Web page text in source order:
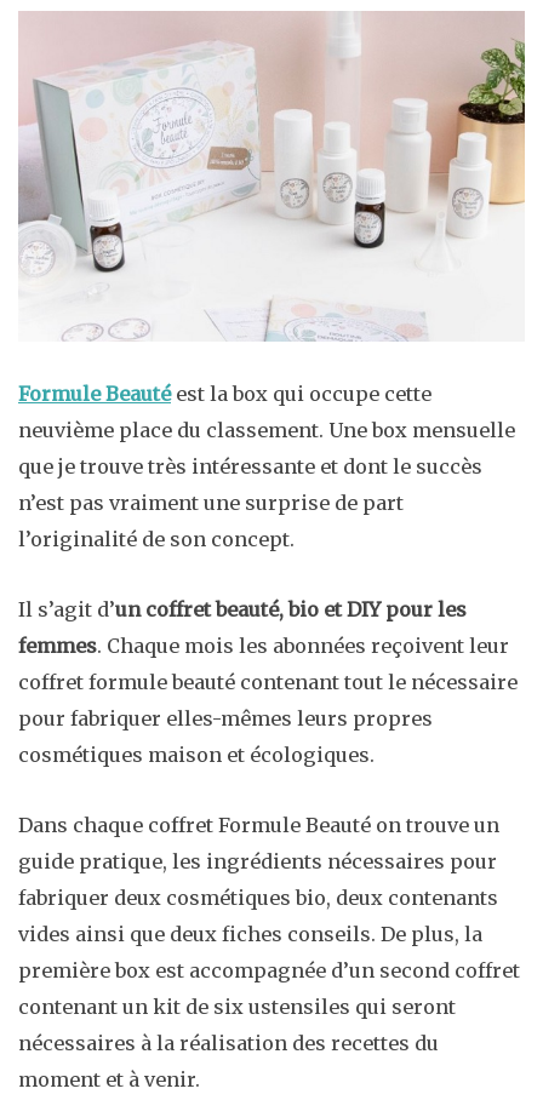
Formule Beautéest la box qui occupe cette
neuvième place du classement. Une box mensuelle
que je trouve très intéressante et dont le succès
n’est pas vraiment une surprise de part
l’originalité de son concept.
Il s’agit d’un coffret beauté, bio et DIY pour les
femmes. Chaque mois les abonnées reçoivent leur
coffret formule beauté contenant tout le nécessaire
pour fabriquer elles-mêmes leurs propres
cosmétiques maison et écologiques.
Dans chaque coffret Formule Beauté on trouve un
guide pratique, les ingrédients nécessaires pour
fabriquer deux cosmétiques bio, deux contenants
vides ainsi que deux fiches conseils. De plus, la
première box est accompagnée d’un second coffret
contenant un kit de six ustensiles qui seront
nécessaires à la réalisation des recettes du
moment et à venir.